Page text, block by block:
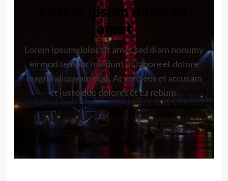
Lorem ipsum dolor sit
amet
Lorem ipsum dolor sit amet,sed diam nonumy
eirmod tempor invidunt ut labore et dolore
magna aliquyam erat, At vero eos et accusam
et justo duo dolores et ea rebum.